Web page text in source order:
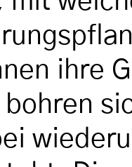
ihre
bohren